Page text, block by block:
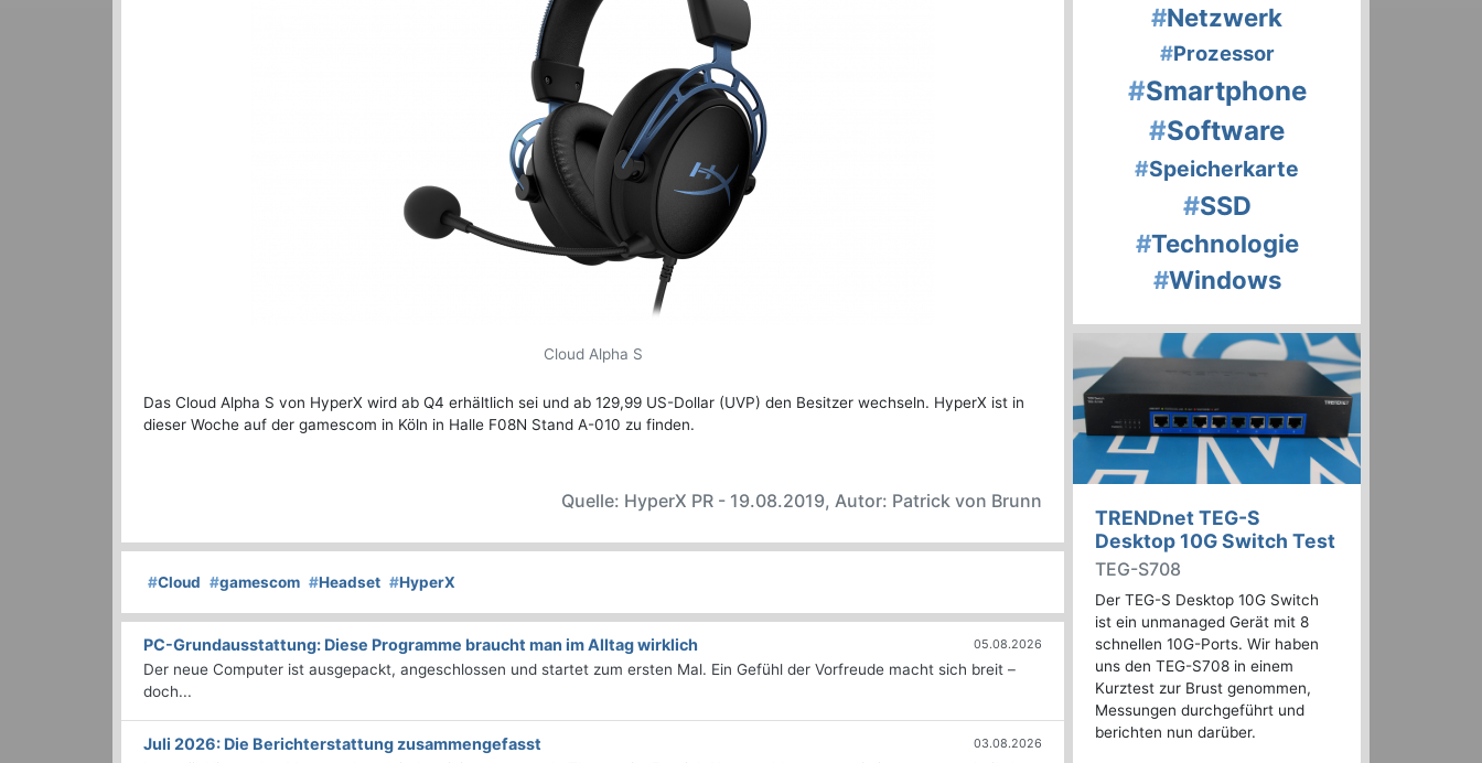
Cloud Alpha S
Das Cloud Alpha S von HyperX wird ab Q4 erhältlich sei und ab 129,99 US-Dollar (UVP) den Besitzer wechseln. HyperX ist in
dieser Woche auf der gamescom in Köln in Halle F08N Stand A-010 zu finden.
Quelle: HyperX PR - 19.08.2019, Autor: Patrick von Brunn
#Cloud #gamescom #Headset #HyperX
PC-Grundausstattung: Diese Programme braucht man im Alltag wirklich 05.08.2026
Der neue Computer ist ausgepackt, angeschlossen und startet zum ersten Mal. Ein Gefühl der Vorfreude macht sich breit –
doch...
Juli 2026: Die Bericht­erstattung zusammengefasst 03.08.2026
#Netzwerk
#Prozessor
#Smartphone
#Software
#Speicherkarte
#SSD
#Technologie
#Windows
TRENDnet TEG-S
Desktop 10G Switch Test
TEG-S708
Der TEG-S Desktop 10G Switch
ist ein unmanaged Gerät mit 8
schnellen 10G-Ports. Wir haben
uns den TEG-S708 in einem
Kurztest zur Brust genommen,
Messungen durchgeführt und
berichten nun darüber.